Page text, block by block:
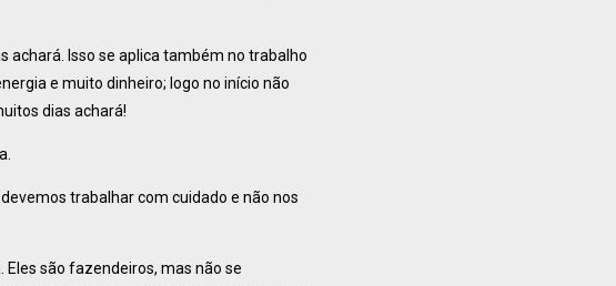
achará. Isso se aplica também no trabalho
e muito dinheiro; logo no início não
dias achará!
trabalhar com cuidado e não nos
são fazendeiros, mas não se